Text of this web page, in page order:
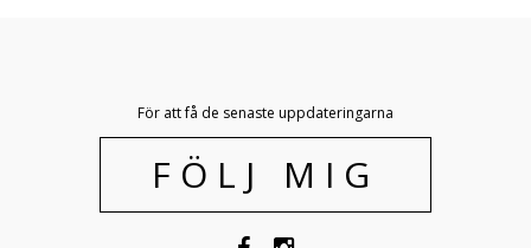
För att få de senaste uppdateringarna
FÖLJ MIG